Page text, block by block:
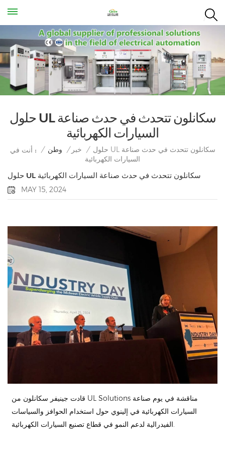
حلول UL سكانلون تتحدث في حدث صناعة
السيارات الكهربائية
أنت في : / وطن / خبر / حلول UL سكانلون تتحدث في حدث صناعة
السيارات الكهربائية
حلول UL سكانلون تتحدث في حدث صناعة السيارات الكهربائية
MAY 15, 2024
قادت جينيفر سكانلون من UL Solutions مناقشة في يوم صناعة
السيارات الكهربائية في إلينوي حول استخدام الحوافز والسياسات
الفيدرالية لدعم النمو في قطاع تصنيع السيارات الكهربائية.